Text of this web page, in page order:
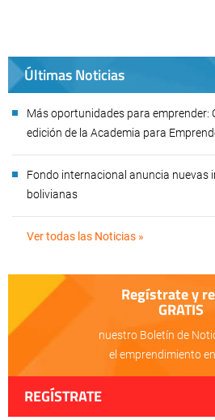
Últimas Noticias
Más oportunidades para emprender:
edición de la Academia para
Fondo internacional anuncia nuevas
bolivianas
Ver todas las Noticias »
Regístrate y
GRATIS
nuestro Boletín de
el emprendimiento
REGÍSTRATE